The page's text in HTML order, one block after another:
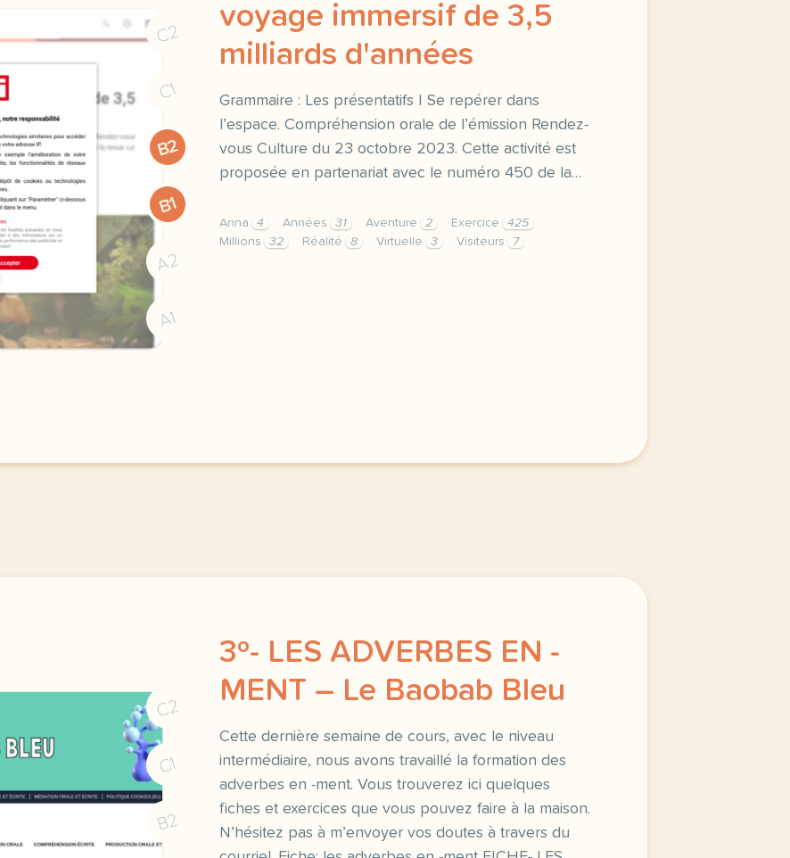
C2
C1
B2
B1
A2
A1
voyage immersif de 3,5
milliards d'années
Grammaire : Les présentatifs | Se repérer dans
l’espace. Compréhension orale de l’émission Rendez-
vous Culture du 23 octobre 2023. Cette activité est
proposée en partenariat avec le numéro 450 de la…
Anna 4 Années 31 Aventure 2 Exercice
425
Millions
32 Réalité 8 Virtuelle 3 Visiteurs 7
C2
C1
B2
3º- LES ADVERBES EN -
MENT – Le Baobab Bleu
Cette dernière semaine de cours, avec le niveau
intermédiaire, nous avons travaillé la formation des
adverbes en -ment. Vous trouverez ici quelques
fiches et exercices que vous pouvez faire à la maison.
N’hésitez pas à m’envoyer vos doutes à travers du